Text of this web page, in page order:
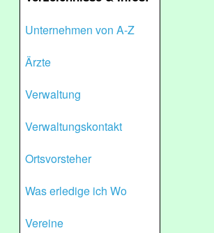
Unternehmen von A-Z
Ärzte
Verwaltung
Verwaltungskontakt
Ortsvorsteher
Was erledige ich Wo
Vereine